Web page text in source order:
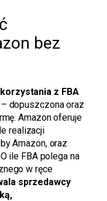
bez
z FBA
dopuszczona oraz
Amazon oferuje
realizacji
Amazon, oraz
ile FBA polega na
w ręce
sprzedawcy